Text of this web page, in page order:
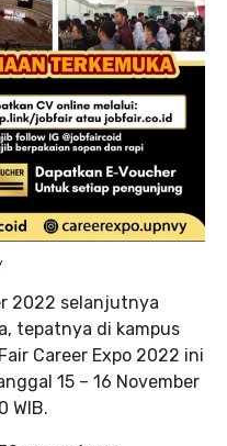
2022 selanjutnya
tepatnya di kampus
Career Expo 2022 ini
15 – 16 November
WIB.